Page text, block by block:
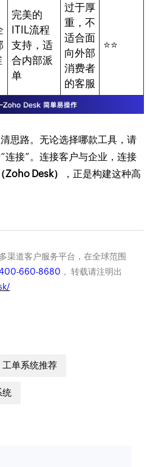
完美的
ITIL流程
支持，适
合内部派
单
过于厚
重，不
适合面
向外部
消费者
的客服
⭐⭐
思路。无论选择哪款工具，请
连接”。连接客户与企业，连接
Desk）
，正是构建这种高
渠道客户服务平台，在全球范围
660-8680 ， 转载请注明出
工单系统推荐
统